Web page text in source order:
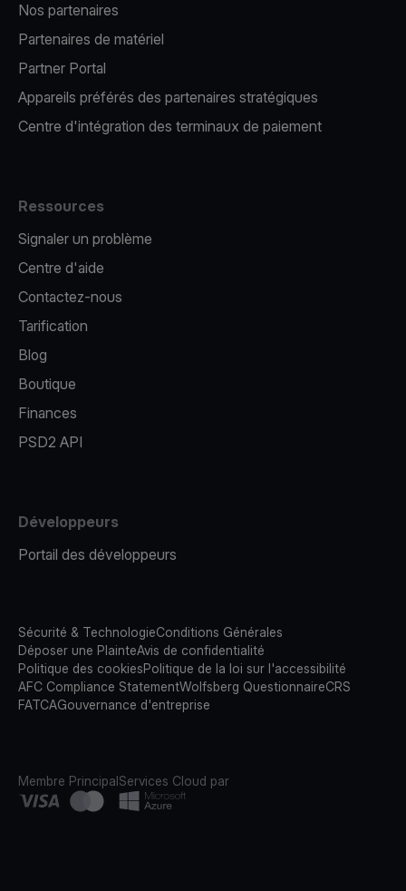
Nos partenaires​
Partenaires de matériel
Partner Portal
Appareils préférés des partenaires stratégiques
Centre d'intégration des terminaux de paiement
Ressources
Signaler un problème
Centre d'aide
Contactez-nous
Tarification
Blog
Boutique
Finances
PSD2 API
Développeurs
Portail des développeurs
Sécurité & TechnologieConditions Générales
Déposer une PlainteAvis de confidentialité
Politique des cookiesPolitique de la loi sur l'accessibilité
AFC Compliance StatementWolfsberg QuestionnaireCRS
FATCAGouvernance d'entreprise
Membre PrincipalServices Cloud par